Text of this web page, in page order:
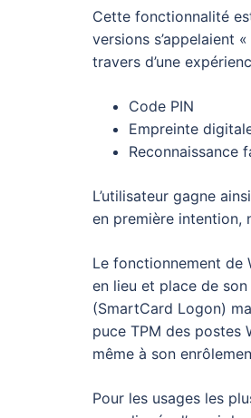
Cette fonctionnalité
versions s’appelaient
travers d’une
Code PIN
Empreinte
Reconnaissance
L’utilisateur gagne
en première intention,
Le fonctionnement de
en lieu et place de
(SmartCard Logon)
puce TPM des postes
même à son
Pour les usages les